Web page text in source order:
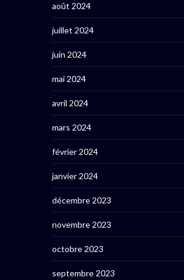
août 2024
juillet 2024
juin 2024
mai 2024
avril 2024
mars 2024
février 2024
janvier 2024
décembre 2023
novembre 2023
octobre 2023
septembre 2023